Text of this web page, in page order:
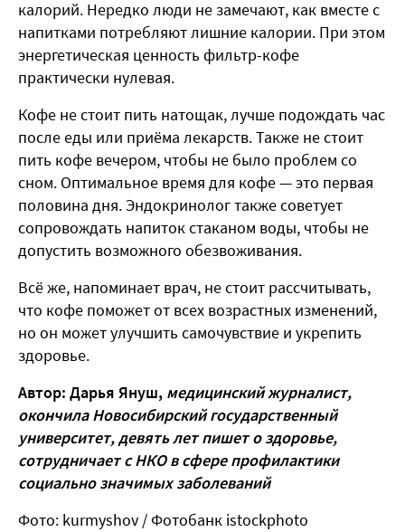
калорий. Нередко люди не замечают, как вместе с
напитками потребляют лишние калории. При этом
энергетическая ценность фильтр-кофе
практически нулевая.
Кофе не стоит пить натощак, лучше подождать час
после еды или приёма лекарств. Также не стоит
пить кофе вечером, чтобы не было проблем со
сном. Оптимальное время для кофе — это первая
половина дня. Эндокринолог также советует
сопровождать напиток стаканом воды, чтобы не
допустить возможного обезвоживания.
Всё же, напоминает врач, не стоит рассчитывать,
что кофе поможет от всех возрастных изменений,
но он может улучшить самочувствие и укрепить
здоровье.
Автор: Дарья Януш, медицинский журналист,
окончила Новосибирский государственный
университет, девять лет пишет о здоровье,
сотрудничает с НКО в сфере профилактики
социально значимых заболеваний
Фото: kurmyshov / Фотобанк istockphoto